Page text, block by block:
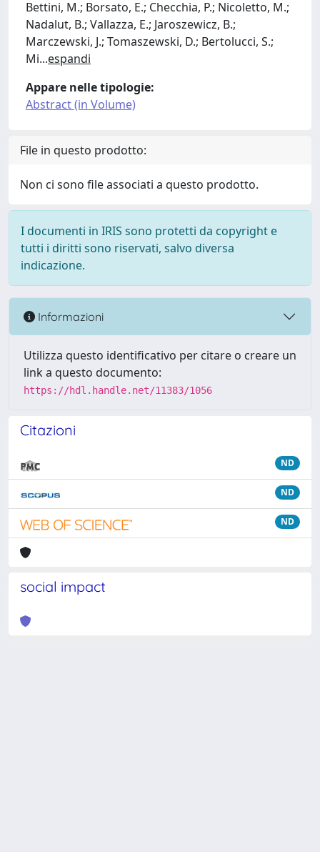
Bettini, M.; Borsato, E.; Checchia, P.; Nicoletto, M.;
Nadalut, B.; Vallazza, E.; Jaroszewicz, B.;
Marczewski, J.; Tomaszewski, D.; Bertolucci, S.;
Mi...espandi
Appare nelle tipologie:
Abstract (in Volume)
File in questo prodotto:
Non ci sono file associati a questo prodotto.
I documenti in IRIS sono protetti da copyright e
tutti i diritti sono riservati, salvo diversa
indicazione.
Informazioni
Utilizza questo identificativo per citare o creare un
link a questo documento:
https://hdl.handle.net/11383/1056
Citazioni
ND
ND
ND
social impact